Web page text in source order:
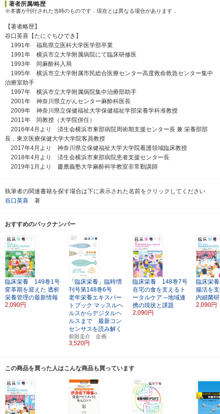
著者所属/略歴
※本書が刊行された当時のものです．現在とは異なる場合があります．
【著者略歴】
谷口英喜【たにぐちひでき】
1991年 福島県立医科大学医学部卒業
1991年 横浜市立大学附属病院にて臨床研修医
1993年 同麻酔科入局
1995年 横浜市立大学附属市民総合医療センター高度救命救急センター集中
治療室助手
1997年 横浜市立大学附属病院集中治療部助手
2001年 神奈川県立がんセンター麻酔科医長
2009年 神奈川県立保健福祉大学保健福祉学部栄養学科准教授
2011年 同教授（大学院併任）
2016年4月より 済生会横浜市東部病院周術期支援センター長 兼 栄養部部
長，東京医療保健大学大学院客員教授
2017年4月より 神奈川県立保健福祉大学大学院看護領域臨床教授
2018年4月より 済生会横浜市東部病院患者支援センター長
2019年1月より 慶應義塾大学麻酔科学教室非常勤講師
執筆者の関連書籍を探す場合は下に表示された名前をクリックしてください
谷口英喜 著
おすすめのバックナンバー
臨床栄養 149巻1号
変革期を迎えた 透析
栄養管理の最新情報
2,090円
「臨床栄養」臨時増
刊号第148巻6号
老年栄養エキスパー
トブック マッスルヘ
ルスからデジタルヘ
ルスまで 最新コン
センサスを読み解く
前田圭介 企画
3,520円
臨床栄養 148巻7号
在宅の食を支えるト
ータルケア ─地域連
携の現状と課題
2,090円
臨床栄
腸活を
内細菌
2,090円
この商品を買った人はこんな商品も買っています